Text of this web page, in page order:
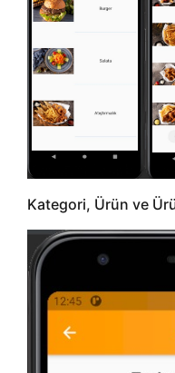
Kategori, Ürün ve